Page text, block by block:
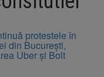
protestele în
din București,
Uber și Bolt